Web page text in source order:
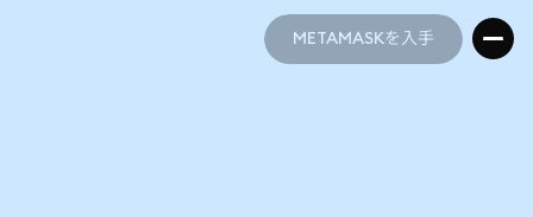
METAMASKを入手